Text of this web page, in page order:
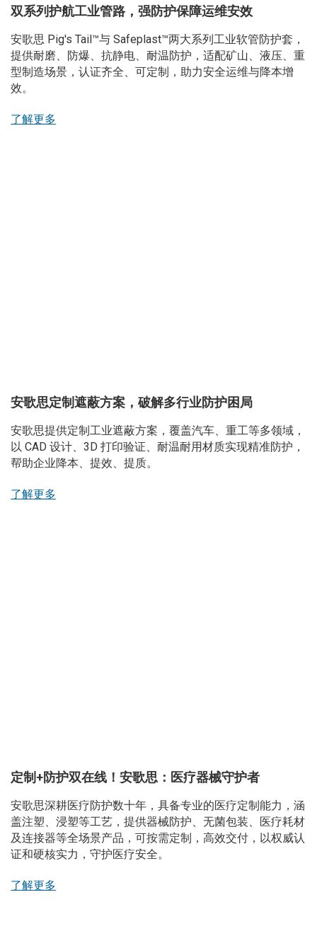
双系列护航工业管路，强防护保障运维安效
安歌思 Pig's Tail™与 Safeplast™两大系列工业软管防护套，
提供耐磨、防爆、抗静电、耐温防护，适配矿山、液压、重
型制造场景，认证齐全、可定制，助力安全运维与降本增
效。
了解更多
安歌思定制遮蔽方案，破解多行业防护困局
安歌思提供定制工业遮蔽方案，覆盖汽车、重工等多领域，
以 CAD 设计、3D 打印验证、耐温耐用材质实现精准防护，
帮助企业降本、提效、提质。
了解更多
定制+防护双在线！安歌思：医疗器械守护者
安歌思深耕医疗防护数十年，具备专业的医疗定制能力，涵
盖注塑、浸塑等工艺，提供器械防护、无菌包装、医疗耗材
及连接器等全场景产品，可按需定制，高效交付，以权威认
证和硬核实力，守护医疗安全。
了解更多